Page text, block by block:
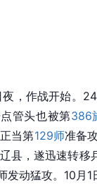
，作战开始。
管头也被第386
当第129师准备
县，遂迅速转移
发动猛攻。10月